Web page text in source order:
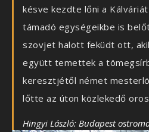
késve kezdte lőni a
támadó egységeikbe is
szovjet halott feküdt ott,
együtt temettek a
keresztjétől német
lőtte az úton közlekedő
Hingyi László: Budapest